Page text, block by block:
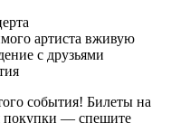
артиста вживую
с друзьями
события! Билеты на
покупки — спешите